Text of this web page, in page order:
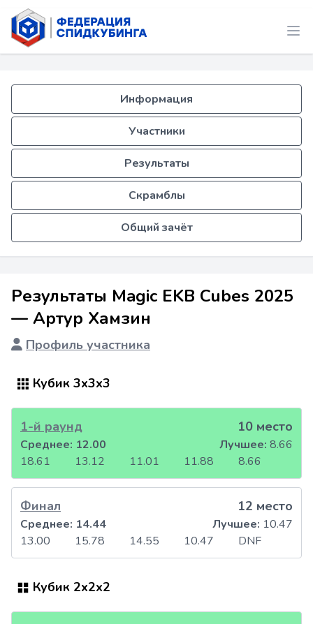
Информация
Участники
Результаты
Скрамблы
Общий зачёт
Результаты Magic EKB Cubes 2025
— Артур Хамзин
Профиль участника
Кубик 3x3x3
1-й раунд 10 место
18.61 13.12 11.01 11.88 8.66
Среднее: 12.00 Лучшее: 8.66
Финал 12 место
13.00 15.78 14.55 10.47 DNF
Среднее: 14.44 Лучшее: 10.47
Кубик 2x2x2